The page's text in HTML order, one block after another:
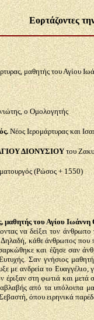
Εορτάζοντες
μαθητής του Αγίου
ο Ομολογητής
Νέος Ιερομάρτυρας και
ΔΙΟΝΥΣΙΟΥτου
(Ρώσος + 1550)
του Αγίου Ιωάννη
να δείξει τον
κάθε άνθρωπος που
και έζησε σαν
Σαν γνήσιος
με ανδρεία το Ευαγγέλιο,
έριξαν στη φωτιά και
αβλαβής από τα υπόλοιπα
όπου ειρηνικά